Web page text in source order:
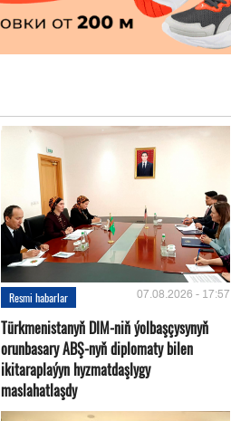
Resmi habarlar 07.08.2026 - 17:57
Türkmenistanyň DIM-niň ýolbaşçysynyň
orunbasary ABŞ-nyň diplomaty bilen
ikitaraplaýyn hyzmatdaşlygy
maslahatlaşdy